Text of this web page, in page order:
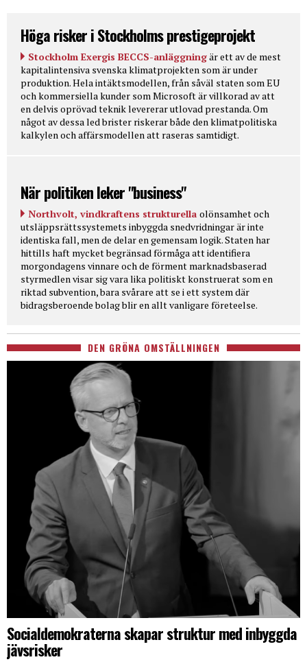
Höga risker i Stockholms prestigeprojekt
Stockholm Exergis BECCS-anläggningär ett av de mest
kapitalintensiva svenska klimatprojekten som är under
produktion. Hela intäktsmodellen, från såväl staten som EU
och kommersiella kunder som Microsoft är villkorad av att
en delvis oprövad teknik levererar utlovad prestanda. Om
något av dessa led brister riskerar både den klimatpolitiska
kalkylen och affärsmodellen att raseras samtidigt.
När politiken leker "business"
Northvolt, vindkraftens strukturella olönsamhet och
utsläppsrättssystemets inbyggda snedvridningar är inte
identiska fall, men de delar en gemensam logik. Staten har
hittills haft mycket begränsad förmåga att identifiera
morgondagens vinnare och de förment marknadsbaserad
styrmedlen visar sig vara lika politiskt konstruerat som en
riktad subvention, bara svårare att se i ett system där
bidragsberoende bolag blir en allt vanligare företeelse.
DEN GRÖNA OMSTÄLLNINGEN
Socialdemokraterna skapar struktur med inbyggda
jävsrisker